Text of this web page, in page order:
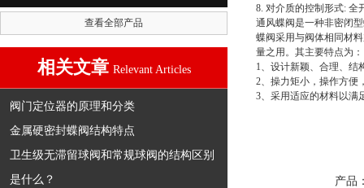
查看全部产品
相关文章 Relevant Articles
阀门定位器的原理和分类
金属硬密封蝶阀结构特点
卫生级无滞留球阀和常规球阀的结构区别
是什么？
8. 对介质的控制形式: 全
通风蝶阀是一种非密闭
蝶阀采用与阀体相同材
量之用。其主要特点为：
1、设计新颖、合理、结
2、操力矩小，操作方便
3、采用适应的材料以满
产品